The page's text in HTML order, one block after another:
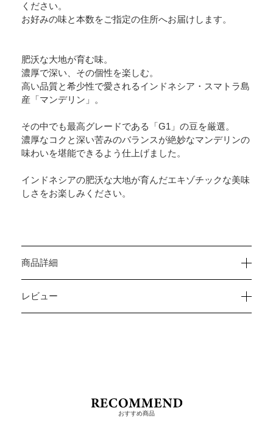
ください。
お好みの味と本数をご指定の住所へお届けします。
肥沃な大地が育む味。
濃厚で深い、その個性を楽しむ。
高い品質と希少性で愛されるインドネシア・スマトラ島
産「マンデリン」。
その中でも最高グレードである「G1」の豆を厳選。
濃厚なコクと深い苦みのバランスが絶妙なマンデリンの
味わいを堪能できるよう仕上げました。
インドネシアの肥沃な大地が育んだエキゾチックな美味
しさをお楽しみください。
商品詳細
レビュー
おすすめ商品